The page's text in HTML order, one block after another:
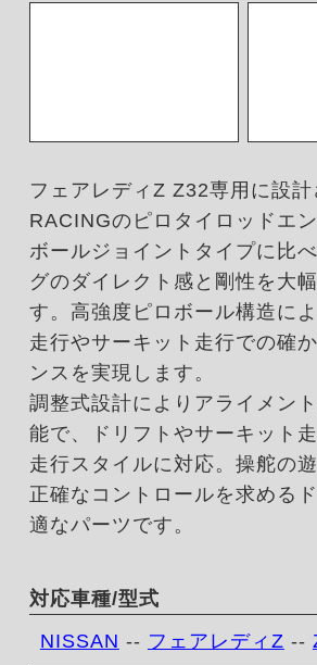
フェアレディZ Z32専用に設
RACINGのピロタイロッドエ
ボールジョイントタイプに比
グのダイレクト感と剛性を大
す。高強度ピロボール構造に
走行やサーキット走行での確
ンスを実現します。
調整式設計によりアライメン
能で、ドリフトやサーキット
走行スタイルに対応。操舵の遊
正確なコントロールを求める
適なパーツです。
対応車種/型式
NISSAN -- フェアレディZ --